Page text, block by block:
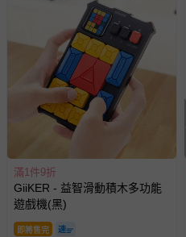
滿1件9折
GiiKER - 益智滑動積木多功能
遊戲機(黑)
即將售完